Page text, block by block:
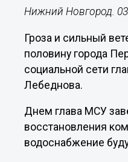
Нижний Новгород.
Гроза и сильный
половину города
социальной сети
Лебеднова.
Днем глава МСУ
восстановления
водоснабжение